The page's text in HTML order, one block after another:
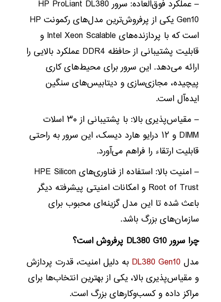
– عملکرد فوق‌العاده: سرور HP ProLiant DL380
Gen10 یکی از پرفروش‌ترین مدل‌های رکمونت HP
است که با پردازنده‌های Intel Xeon Scalable و
قابلیت پشتیبانی از حافظه DDR4 عملکرد بالایی را
ارائه می‌دهد. این سرور برای محیط‌های کاری
پیچیده، مجازی‌سازی و دیتابیس‌های سنگین
ایده‌آل است.
– مقیاس‌پذیری بالا: با پشتیبانی از ۳۰ اسلات
DIMM و ۱۲ درایو هارد دیسک، این سرور به راحتی
قابلیت ارتقاء را فراهم می‌آورد.
– امنیت بالا: استفاده از فناوری‌های HPE Silicon
Root of Trust و امکانات امنیتی پیشرفته دیگر
باعث شده تا این مدل گزینه‌ای محبوب برای
سازمان‌های بزرگ باشد.
چرا سرورDL380 G10 پرفروش است؟
مدل DL380 Gen10 به دلیل امنیت، قدرت پردازش
و مقیاس‌پذیری بالا، یکی از بهترین انتخاب‌ها برای
مراکز داده و کسب‌وکارهای بزرگ است.